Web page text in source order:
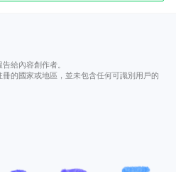
給內容創作者。
的國家或地區，並未包含任何可識別用戶的